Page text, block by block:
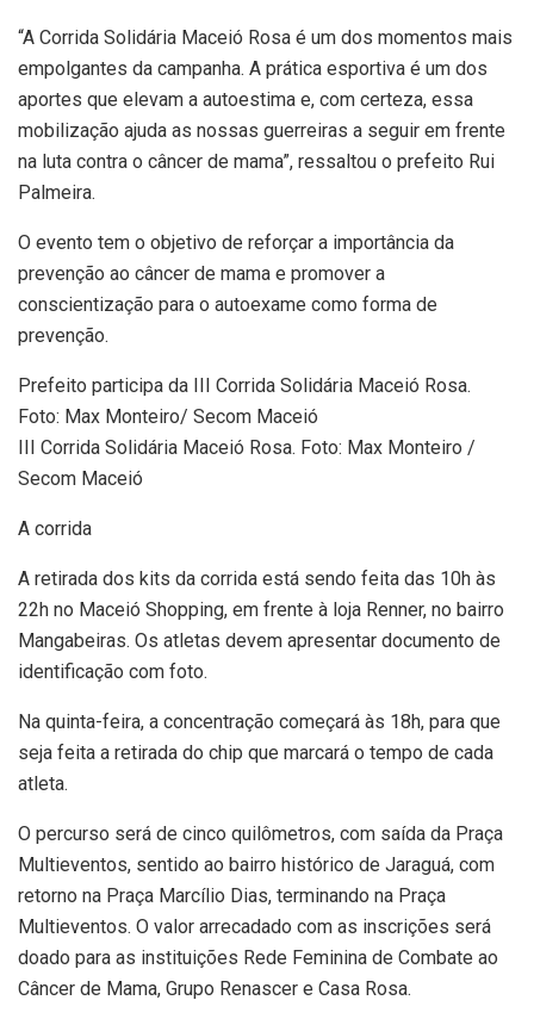
“A Corrida Solidária Maceió Rosa é um dos momentos mais
empolgantes da campanha. A prática esportiva é um dos
aportes que elevam a autoestima e, com certeza, essa
mobilização ajuda as nossas guerreiras a seguir em frente
na luta contra o câncer de mama”, ressaltou o prefeito Rui
Palmeira.
O evento tem o objetivo de reforçar a importância da
prevenção ao câncer de mama e promover a
conscientização para o autoexame como forma de
prevenção.
Prefeito participa da III Corrida Solidária Maceió Rosa.
Foto: Max Monteiro/ Secom Maceió
III Corrida Solidária Maceió Rosa. Foto: Max Monteiro /
Secom Maceió
A corrida
A retirada dos kits da corrida está sendo feita das 10h às
22h no Maceió Shopping, em frente à loja Renner, no bairro
Mangabeiras. Os atletas devem apresentar documento de
identificação com foto.
Na quinta-feira, a concentração começará às 18h, para que
seja feita a retirada do chip que marcará o tempo de cada
atleta.
O percurso será de cinco quilômetros, com saída da Praça
Multieventos, sentido ao bairro histórico de Jaraguá, com
retorno na Praça Marcílio Dias, terminando na Praça
Multieventos. O valor arrecadado com as inscrições será
doado para as instituições Rede Feminina de Combate ao
Câncer de Mama, Grupo Renascer e Casa Rosa.